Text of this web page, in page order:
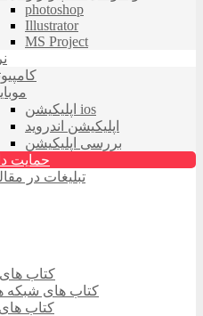
photoshop
Illustrator
MS Project
اپلیکیشن ios
اپلیکیشن اندروید
بررسی اپلیکیشن
حمایت
تبلیغات در
کتاب
کتاب های شبکه
کتاب